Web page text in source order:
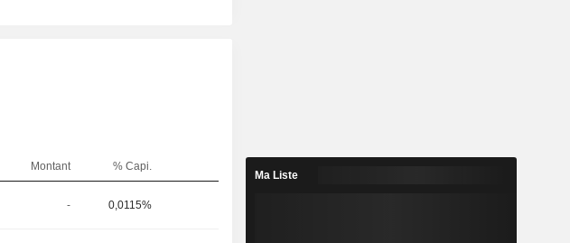
Montant % Capi.
- 0,0115%
Ma Liste